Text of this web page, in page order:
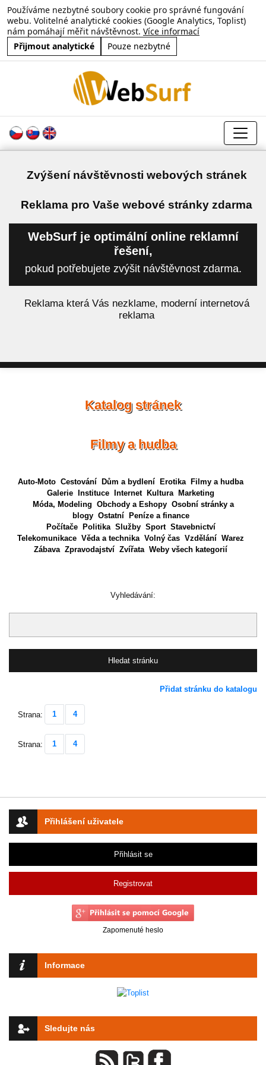
Používáme nezbytné soubory cookie pro správné fungování
webu. Volitelné analytické cookies (Google Analytics, Toplist)
nám pomáhají měřit návštěvnost. Více informací
Přijmout analytické
Pouze nezbytné
Zvýšení návštěvnosti webových stránek
Reklama pro Vaše webové stránky zdarma
WebSurf je optimální online reklamní
řešení,
pokud potřebujete zvýšit návštěvnost zdarma.
Reklama která Vás nezklame, moderní internetová
reklama
Přihlášení uživatele
Přihlásit se
Registrovat
Zapomenuté heslo
Informace
Sledujte nás
Katalog stránek
Filmy a hudba
Auto-Moto Cestování Dům a bydlení Erotika
Filmy a hudba
Galerie
Instituce Internet Kultura
Marketing
Móda, Modeling Obchody a Eshopy Osobní stránky a
blogy Ostatní
Peníze a finance
Počítače
Politika Služby Sport Stavebnictví
Telekomunikace Věda a technika Volný čas Vzdělání Warez
Zábava Zpravodajství Zvířata Weby všech kategorií
Vyhledávání:
Přidat stránku do katalogu
Strana: 1 4
Strana: 1 4